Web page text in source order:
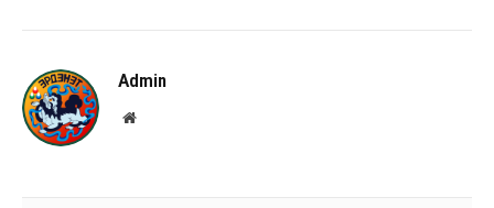
Admin
Website